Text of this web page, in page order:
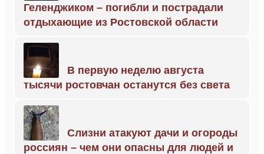
Геленджиком – погибли и пострадали
отдыхающие из Ростовской области
В первую неделю августа
тысячи ростовчан останутся без света
Слизни атакуют дачи и огороды
россиян – чем они опасны для людей и